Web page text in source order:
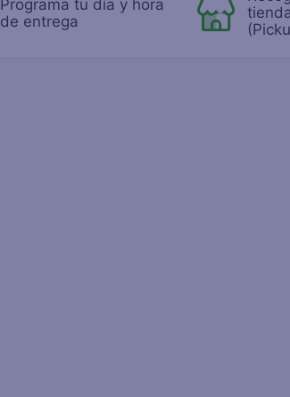
Programa tu día y hora
de entrega